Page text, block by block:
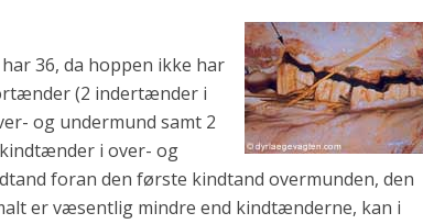
36, da hoppen ikke har
(2 indertænder i
og undermund samt 2
i over- og
foran den første kindtand overmunden, den
er væsentlig mindre end kindtænderne, kan i